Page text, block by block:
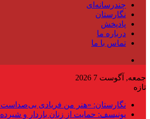
چندرسانه‌ای
نگارستان
پادپخش
درباره ما
تماس با ما
جمعه, آگوست 7 2026
تازه
نگارستان: «هنر من فریادی
یونیسف: حمایت از زنان باردار و